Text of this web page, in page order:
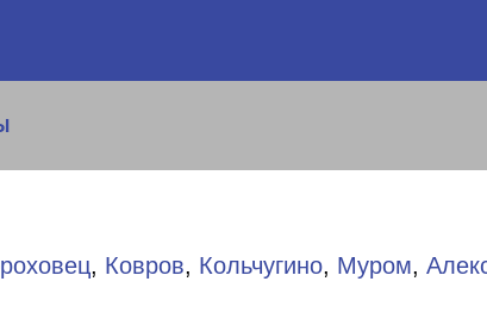
, Ковров, Кольчугино, Муром,